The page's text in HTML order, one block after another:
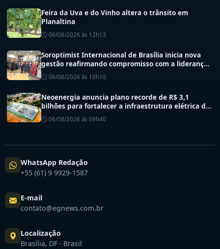
Feira da Uva e do Vinho altera o trânsito em
Planaltina
06/08/2026 às 12h13
Soroptimist Internacional de Brasília inicia nova
gestão reafirmando compromisso com a liderança
feminina e a transformação social.
06/08/2026 às 10h10
Neoenergia anuncia plano recorde de R$ 3,1
bilhões para fortalecer a infraestrutura elétrica do
DF 06/08/2026 às 09h40
WhatsApp Redação
+55 (61) 9 9929-1587
E-mail
contato@egnews.com.br
Localização
Brasília, DF · Brasil